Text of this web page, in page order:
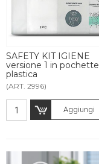
SAFETY KIT IGIENE
versione 1 in pochette
plastica
(ART. 2996)
Aggiungi